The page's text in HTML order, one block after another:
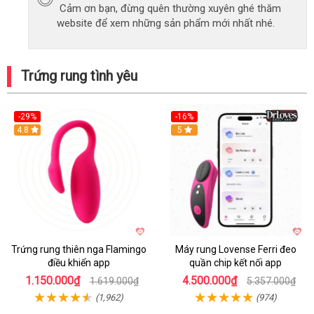
Cảm ơn bạn, đừng quên thường xuyên ghé thăm
website để xem những sản phẩm mới nhất nhé.
Trứng rung tình yêu
-29%
Hot
4.8
Trứng rung thiên nga Flamingo
điều khiển app
1.150.000₫ 1.619.000₫
(1,962)
-16%
Hot
5
Máy rung Lovense Ferri đeo
quần chip kết nối app
4.500.000₫ 5.357.000₫
(974)